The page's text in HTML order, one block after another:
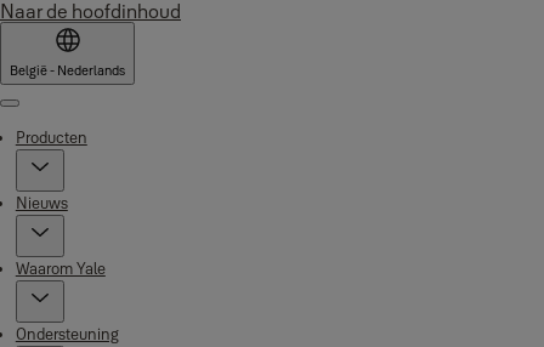
Naar de hoofdinhoud
België - Nederlands
Menu
Producten
Nieuws
Waarom Yale
Ondersteuning